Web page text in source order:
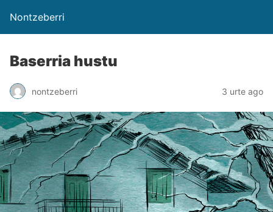
Nontzeberri
Baserria hustu
nontzeberri 3 urte ago